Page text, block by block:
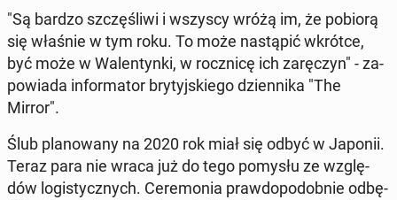
"Są bardzo szczę­śli­wi i wszyscy wróżą im, że pobiorą
się właśnie w tym roku. To może na­stą­pić wkrótce,
być może w Wa­len­tyn­ki, w rocz­ni­cę ich za­rę­czyn" - za­
po­wia­da in­for­ma­tor bry­tyj­skie­go dzien­ni­ka "The
Mirror".
Ślub pla­no­wa­ny na 2020 rok miał się odbyć w Japonii.
Teraz para nie wraca już do tego pomysłu ze wzglę­
dów lo­gi­stycz­nych. Ce­re­mo­nia praw­do­po­dob­nie od­bę­